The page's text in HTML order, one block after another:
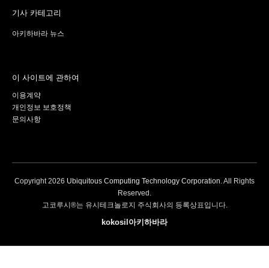
기사 카테고리
아키하바라 뉴스
이 사이트에 관하여
이용계약
개인정보 보호정책
문의사항
Copyright2026 Ubiquitous Computing Technology Corporation . All Rights
Reserved.
고코루시®는 유시테크놀로지 주식회사의 등록상표입니다.
kokosil아키하바라